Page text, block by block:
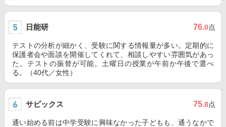
日能研 76.0点
テストの分析が細かく、受験に関する情報量が多い。定期的に
保護者会や面談を開催してくれて、相談しやすい雰囲気があっ
た。テストの振替が可能。土曜日の授業が午前か午後で選べ
る。（40代／女性）
サピックス 75.8点
通い始める前は中学受験に興味なかった子どもも、通うなかで